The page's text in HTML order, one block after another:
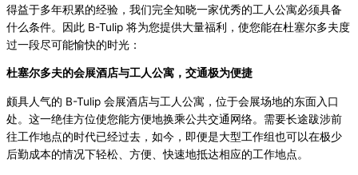
得益于多年积累的经验，我们完全知晓一家优秀的工人公寓必须具备
什么条件。因此 B-Tulip 将为您提供大量福利，使您能在杜塞尔多夫度
过一段尽可能愉快的时光：
杜塞尔多夫的会展酒店与工人公寓，交通极为便捷
颇具人气的 B-Tulip 会展酒店与工人公寓，位于会展场地的东面入口
处。这一绝佳方位使您能方便地换乘公共交通网络。需要长途跋涉前
往工作地点的时代已经过去，如今，即便是大型工作组也可以在极少
后勤成本的情况下轻松、方便、快速地抵达相应的工作地点。